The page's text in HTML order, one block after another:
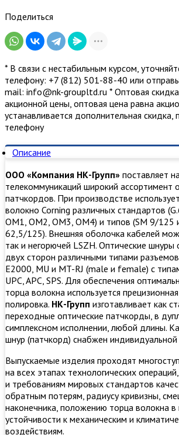
Поделиться
* В связи с нестабильным курсом,
телефону: +7 (812) 501-88-40 или
mail: info@nk-groupltd.ru * Оптовая
акционной цены, оптовая цена равна
устанавливается дополнительная
телефону
Описание
ООО «Компания НК-Групп» поставляет
телекоммуникаций широкий ассортимент
патчкордов. При производстве
волокно Corning различных стандартов
OM1, OM2, OM3, ОМ4) и типов (SM 9/125
62,5/125). Внешняя оболочка кабелей
так и негорючей LSZH. Оптические
двух сторон различными типами разъемов
E2000, MU и MT-RJ (male и female) с
UPC, APC, SPS. Для обеспечения
торца волокна используется
полировка. НК-Групп изготавливает как
переходные оптические патчкорды, в
симплексном исполнении, любой длины.
шнур (патчкорд) снабжен индивидуальной
Выпускаемые изделия проходят
на всех этапах технологических
и требованиям мировых стандартов
обратным потерям, радиусу кривизны,
наконечника, положению торца волокна в
устойчивости к механическим и
воздействиям.